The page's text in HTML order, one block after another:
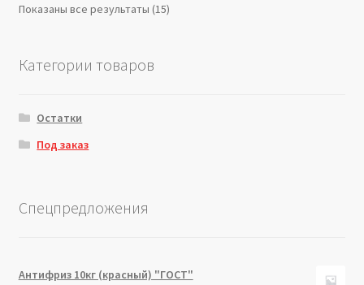
Показаны все результаты (15)
Категории товаров
Остатки
Под заказ
Спецпредложения
Антифриз 10кг (красный) "ГОСТ"